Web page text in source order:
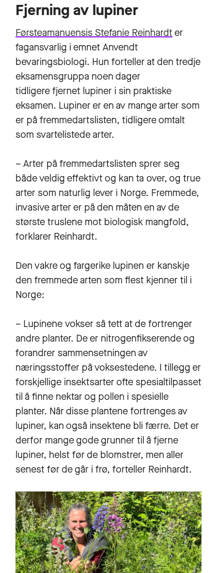
Fjerning av lupiner
Førsteamanuensis Stefanie Reinhardter
fagansvarlig i emnet Anvendt
bevaringsbiologi. Hun forteller at den tredje
eksamensgruppa noen dager
tidligere fjernet lupiner i sin praktiske
eksamen. Lupiner er en av mange arter som
er på fremmedartslisten, tidligere omtalt
som svartelistede arter.
– Arter på fremmedartslisten sprer seg
både veldig effektivt og kan ta over, og true
arter som naturlig lever i Norge. Fremmede,
invasive arter er på den måten en av de
største truslene mot biologisk mangfold,
forklarer Reinhardt.
Den vakre og fargerike lupinen er kanskje
den fremmede arten som flest kjenner til i
Norge:
– Lupinene vokser så tett at de fortrenger
andre planter. De er nitrogenfikserende og
forandrer sammensetningen av
næringsstoffer på voksestedene. I tillegg er
forskjellige insektsarter ofte spesialtilpasset
til å finne nektar og pollen i spesielle
planter. Når disse plantene fortrenges av
lupiner, kan også insektene bli færre. Det er
derfor mange gode grunner til å fjerne
lupiner, helst før de blomstrer, men aller
senest før de går i frø, forteller Reinhardt.